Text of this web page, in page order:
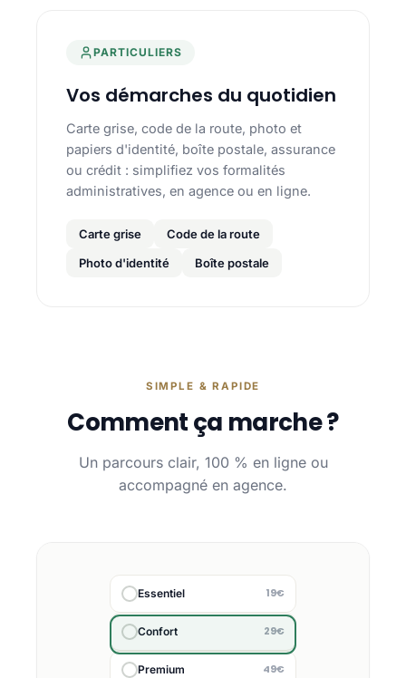
PARTICULIERS
Vos démarches du quotidien
Carte grise, code de la route, photo et
papiers d'identité, boîte postale, assurance
ou crédit : simplifiez vos formalités
administratives, en agence ou en ligne.
Carte grise
Code de la route
Photo d'identité
Boîte postale
SIMPLE & RAPIDE
Comment ça marche ?
Un parcours clair, 100 % en ligne ou
accompagné en agence.
Essentiel 19€
Confort 29€
Premium 49€